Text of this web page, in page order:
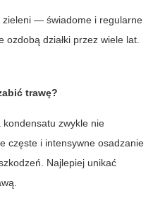
zieleni — świadome i regularne
ozdobą działki przez wiele lat.
trawę?
zwykle nie
częste i intensywne osadzanie
Najlepiej unikać